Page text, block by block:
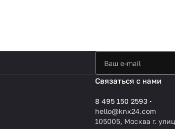
Связаться с нами
8 495 150 2593
hello@knx24.com
105005, Москва г.